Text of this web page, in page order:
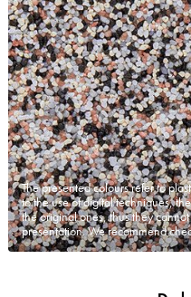
The presented colours refer to
to the use of digital techniques,
the original ones, thus they
presentation. We recommend